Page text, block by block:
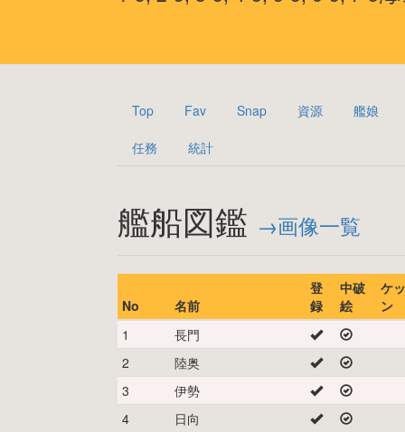
Top Fav Snap 資源 艦娘
任務 統計
艦船図鑑 →画像一覧
No 名前
登
録
中破
絵
ケ
ン
1
長門
2
陸奥
3
伊勢
4
日向